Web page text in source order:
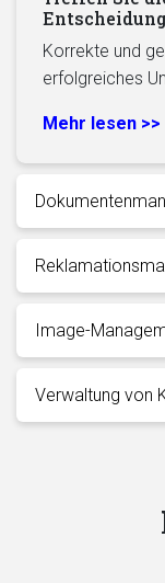
Korrekte und
erfolgreiches
Mehr lesen >>
Image-
Verwaltung von